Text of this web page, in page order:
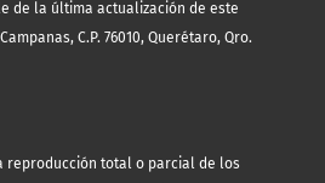
de la última actualización de este
C.P. 76010, Querétaro, Qro.
reproducción total o parcial de los